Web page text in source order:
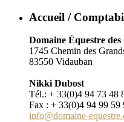
Accueil /
Domaine Équestre
1745 Chemin des
83550 Vidauban
Nikki Dubost
Tél.: + 33(0)4 94 73 48
Fax : + 33(0)4 94 99 59
info@domaine-